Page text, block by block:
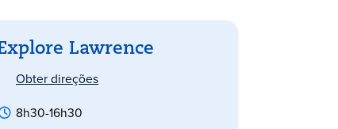
Lawrence
Obter direções
8h30-16h30